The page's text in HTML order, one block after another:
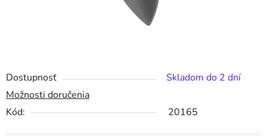
Dostupnosť
Skladom do 2 dní
Možnosti doručenia
Kód:
20165